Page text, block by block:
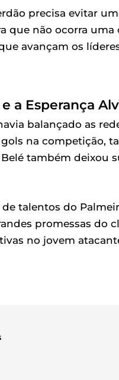
precisa evitar
que não ocorra
avançam os
a Esperança
balançado as
na competição,
também deixou
talentos do
promessas do
no jovem